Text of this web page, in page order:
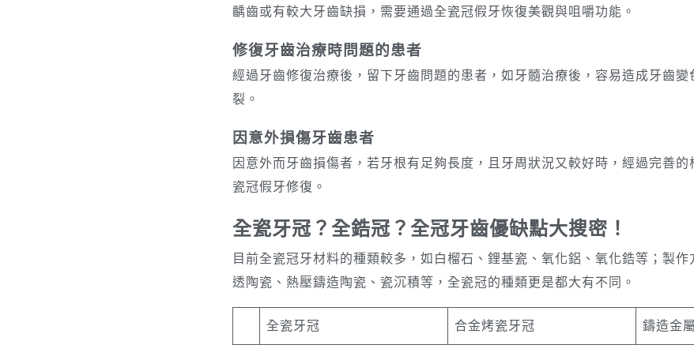
齲齒或有較大牙齒缺損，需要通過全瓷冠假牙恢復美觀與咀嚼功能。
修復牙齒治療時問題的患者
經過牙齒修復治療後，留下牙齒問題的患者，如牙髓治療後，容易造成牙齒變
裂。
因意外損傷牙齒患者
因意外而牙齒損傷者，若牙根有足夠長度，且牙周狀況又較好時，經過完善的
瓷冠假牙修復。
全瓷牙冠？全鋯冠？全冠牙齒優缺點大搜密！
目前全瓷冠牙材料的種類較多，如白榴石、鋰基瓷、氧化鋁、氧化鋯等；製
透陶瓷、熱壓鑄造陶瓷、瓷沉積等，全瓷冠的種類更是都大有不同。
全瓷牙冠 合金烤瓷牙冠 鑄造金